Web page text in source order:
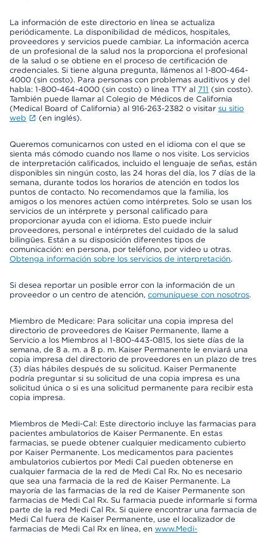
La información de este directorio en línea se actualiza
periódicamente. La disponibilidad de médicos, hospitales,
proveedores y servicios puede cambiar. La información acerca
de un profesional de la salud nos la proporciona el profesional
de la salud o se obtiene en el proceso de certificación de
credenciales. Si tiene alguna pregunta, llámenos al 1-800-464-
4000 (sin costo). Para personas con problemas auditivos y del
habla: 1-800-464-4000 (sin costo) o línea TTY al 711 (sin costo).
También puede llamar al Colegio de Médicos de California
(Medical Board of California) al 916-263-2382 o visitar su sitio
web
(en inglés).
Queremos comunicarnos con usted en el idioma con el que se
sienta más cómodo cuando nos llame o nos visite. Los servicios
de interpretación calificados, incluido el lenguaje de señas, están
disponibles sin ningún costo, las 24 horas del día, los 7 días de la
semana, durante todos los horarios de atención en todos los
puntos de contacto. No recomendamos que la familia, los
amigos o los menores actúen como intérpretes. Solo se usan los
servicios de un intérprete y personal calificado para
proporcionar ayuda con el idioma. Esto puede incluir
proveedores, personal e intérpretes del cuidado de la salud
bilingües. Están a su disposición diferentes tipos de
comunicación: en persona, por teléfono, por video u otras.
Obtenga información sobre los servicios de interpretación.
Si desea reportar un posible error con la información de un
proveedor o un centro de atención, comuníquese con nosotros.
Miembro de Medicare: Para solicitar una copia impresa del
directorio de proveedores de Kaiser Permanente, llame a
Servicio a los Miembros al 1-800-443-0815, los siete días de la
semana, de 8 a. m. a 8 p. m. Kaiser Permanente le enviará una
copia impresa del directorio de proveedores en un plazo de tres
(3) días hábiles después de su solicitud. Kaiser Permanente
podría preguntar si su solicitud de una copia impresa es una
solicitud única o si es una solicitud permanente para recibir esta
copia impresa.
Miembros de Medi-Cal: Este directorio incluye las farmacias para
pacientes ambulatorios de Kaiser Permanente. En estas
farmacias, se puede obtener cualquier medicamento cubierto
por Kaiser Permanente. Los medicamentos para pacientes
ambulatorios cubiertos por Medi Cal pueden obtenerse en
cualquier farmacia de la red de Medi Cal Rx. No es necesario
que sea una farmacia de la red de Kaiser Permanente. La
mayoría de las farmacias de la red de Kaiser Permanente son
farmacias de Medi Cal Rx. Su farmacia puede informarle si forma
parte de la red Medi Cal Rx. Si quiere encontrar una farmacia de
Medi Cal fuera de Kaiser Permanente, use el localizador de
farmacias de Medi Cal Rx en línea, en www.Medi-